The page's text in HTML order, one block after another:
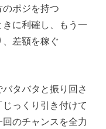
ポジを持つ
に利確し、もう一
差額を稼ぐ
タバタと振り回さ
っくり引き付けて
のチャンスを全力